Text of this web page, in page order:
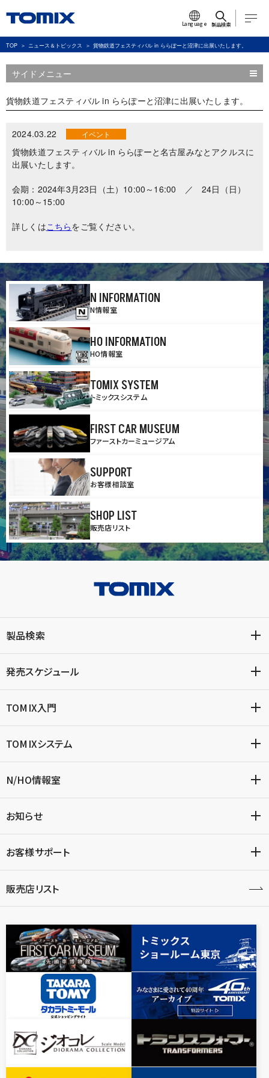
Language 製品検索
TOP ニュース＆トピックス 貨物鉄道フェスティバル in ららぽーと沼津に出展いたします。
サイドメニュー
貨物鉄道フェスティバル in ららぽーと沼津に出展いたします。
2024.03.22 イベント
貨物鉄道フェスティバル in ららぽーと名古屋みなとアクルスに
出展いたします。
会期：2024年3月23日（土）10:00～16:00 ／ 24日（日）
10:00～15:00
詳しくはこちらをご覧ください。
N INFORMATION
N情報室
HO INFORMATION
HO情報室
TOMIX SYSTEM
トミックスシステム
FIRST CAR MUSEUM
ファーストカーミュージアム
SUPPORT
お客様相談室
SHOP LIST
販売店リスト
製品検索
発売スケジュール
TOMIX入門
TOMIXシステム
N/HO情報室
お知らせ
お客様サポート
販売店リスト